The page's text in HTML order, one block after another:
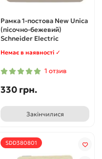
Рамка 1-постова New Unica
(пісочно-бежевий)
Schneider Electric
Немає в наявності ✓
1 отзив
330 грн.
Закінчилися
SDD380801